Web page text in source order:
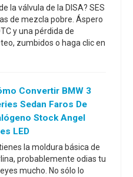
la válvula de la DISA? SES
de mezcla pobre. Áspero
y una pérdida de
zumbidos o haga clic en
Convertir BMW 3
Sedan Faros De
Stock Angel
LED
la moldura básica de
probablemente odias tu
mucho. No sólo lo